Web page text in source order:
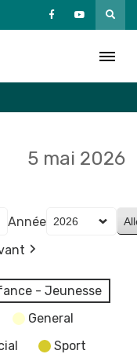
5 mai 2026
Année
- Jeunesse
General
Sport